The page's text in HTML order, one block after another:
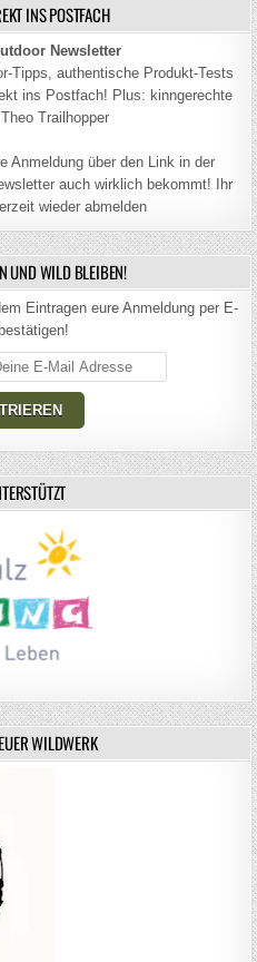
INS POSTFACH
Newsletter
Tipps, authentische Produkt-Tests
ins Postfach! Plus: kinngerechte
Trailhopper
Anmeldung über den Link in der
auch wirklich bekommt! Ihr
wieder abmelden
UND WILD BLEIBEN!
Eintragen eure Anmeldung per E-
WILDWERK